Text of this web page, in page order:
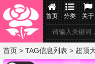
首页 分类 关于
首页 > TAG信息列表 > 超顶